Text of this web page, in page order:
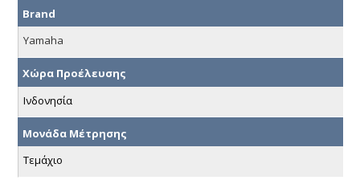
Brand
Yamaha
Χώρα Προέλευσης
Ινδονησία
Μονάδα Μέτρησης
Τεμάχιο